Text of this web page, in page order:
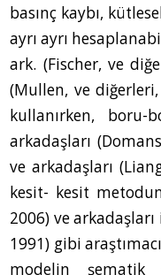
basınç kaybı,
ayrı ayrı
ark. (Fischer, ve
(Mullen, ve
kullanırken,
arkadaşları
ve arkadaşları
kesit- kesit
2006) ve
1991) gibi
modelin şematik